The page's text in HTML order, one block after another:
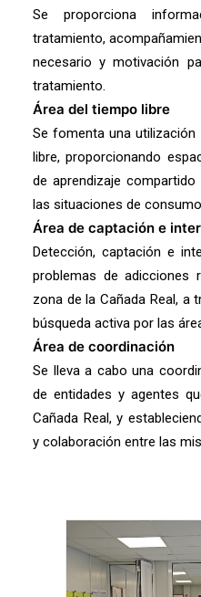
Se proporciona
tratamiento,
necesario y motivación
tratamiento.
Área del tiempo libre
Se fomenta una
libre, proporcionando
de aprendizaje
las situaciones de
Área de captación e
Detección, captación e
problemas de adicciones
zona de la Cañada Real, a
búsqueda activa por las
Área de coordinación
Se lleva a cabo una
de entidades y agentes
Cañada Real, y
y colaboración entre las